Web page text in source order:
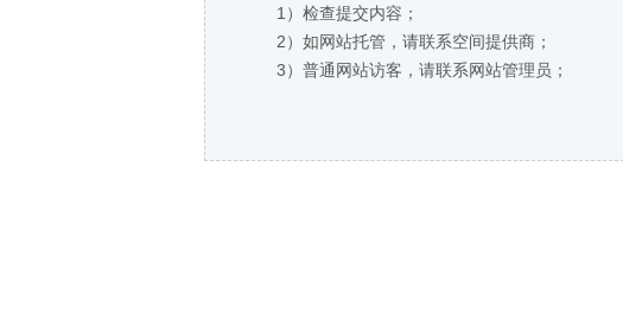
1）检查提交内容；
2）如网站托管，请联系空间提供商；
3）普通网站访客，请联系网站管理员；